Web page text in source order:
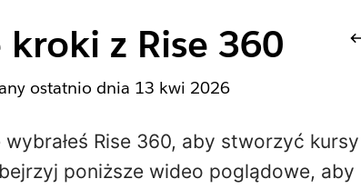
kroki z Rise 360
ostatnio dnia 13 kwi 2026
wybrałeś Rise 360, aby stworzyć
poniższe wideo poglądowe, aby